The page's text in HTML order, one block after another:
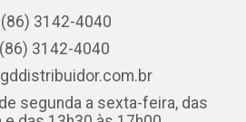
(86) 3142-4040
(86) 3142-4040
segunda a sexta-feira, das